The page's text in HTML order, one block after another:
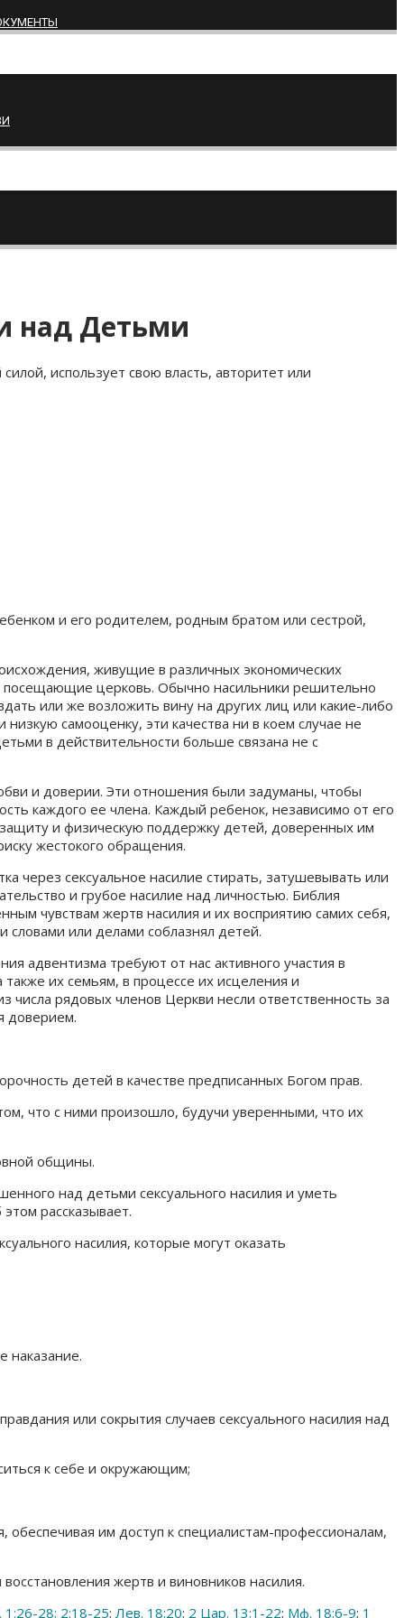
над Детьми
использует свою власть, авторитет или
и его родителем, родным братом или сестрой,
живущие в различных экономических
посещающие церковь. Обычно насильники решительно
или же возложить вину на других лиц или какие-либо
самооценку, эти качества ни в коем случае не
в действительности больше связана не с
и доверии. Эти отношения были задуманы, чтобы
каждого ее члена. Каждый ребенок, независимо от его
и физическую поддержку детей, доверенных им
жестокого обращения.
через сексуальное насилие стирать, затушевывать или
и грубое насилие над личностью. Библия
чувствам жертв насилия и их восприятию самих себя,
или делами соблазнял детей.
адвентизма требуют от нас активного участия в
их семьям, в процессе их исцеления и
рядовых членов Церкви несли ответственность за
доверием.
детей в качестве предписанных Богом прав.
что с ними произошло, будучи уверенными, что их
общины.
над детьми сексуального насилия и уметь
рассказывает.
насилия, которые могут оказать
наказание.
или сокрытия случаев сексуального насилия над
к себе и окружающим;
им доступ к специалистам-профессионалам,
жертв и виновников насилия.
1:26-28; 2:18-25; Лев. 18:20; 2 Цар. 13:1-22; Мф. 18:6-9; 1